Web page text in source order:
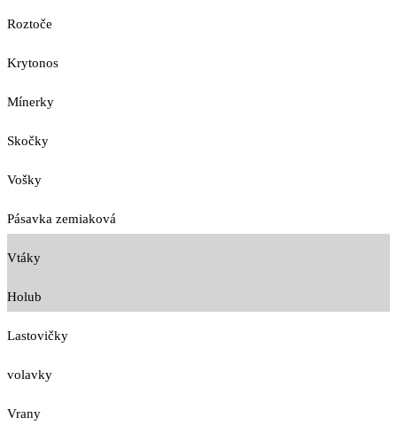
Roztoče
Krytonos
Mínerky
Skočky
Vošky
Pásavka zemiaková
Vtáky
Holub
Lastovičky
volavky
Vrany